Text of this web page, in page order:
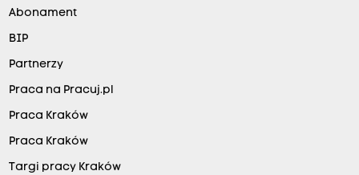
Abonament
BIP
Partnerzy
Praca na Pracuj.pl
Praca Kraków
Praca Kraków
Targi pracy Kraków